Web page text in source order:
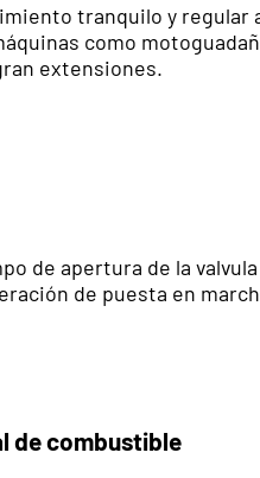
tranquilo y regular
como
extensiones.
de apertura de la
de puesta en
de combustible